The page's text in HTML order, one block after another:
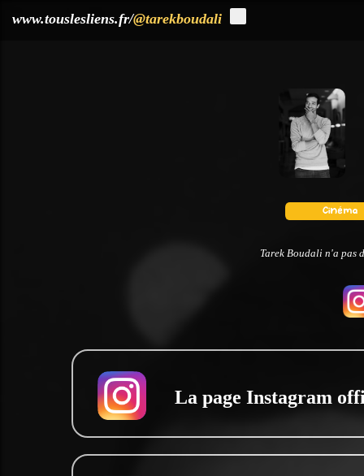
www.touslesliens.fr/@tarekboudali
Tarek Boudali n'a pas
La page Instagram